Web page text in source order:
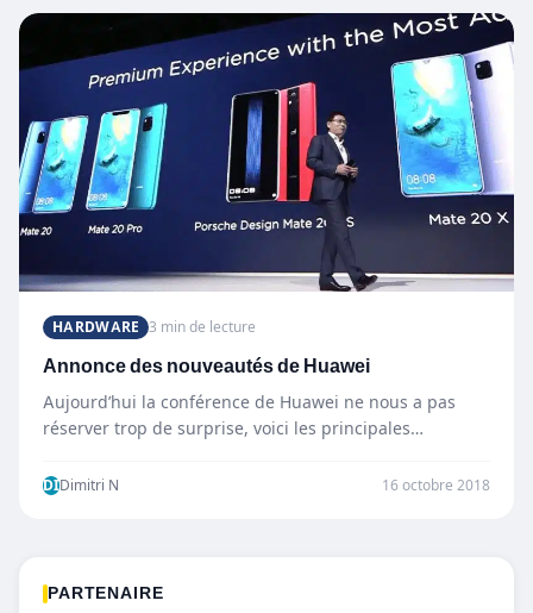
HARDWARE 3 min de lecture
Annonce des nouveautés de Huawei
Aujourd’hui la conférence de Huawei ne nous a pas
réserver trop de surprise, voici les principales
DIDimitri N 16 octobre 2018
PARTENAIRE